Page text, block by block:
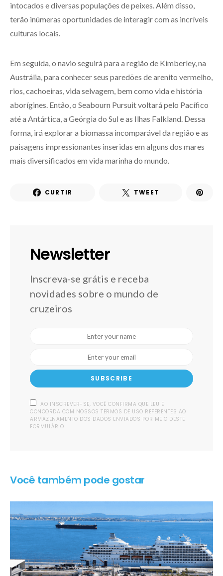
intocados e diversas populações de peixes. Além disso,
terão inúmeras oportunidades de interagir com as incríveis
culturas locais.
Em seguida, o navio seguirá para a região de Kimberley, na
Austrália, para conhecer seus paredões de arenito vermelho,
rios, cachoeiras, vida selvagem, bem como vida e história
aborígines. Então, o Seabourn Pursuit voltará pelo Pacífico
até a Antártica, a Geórgia do Sul e as Ilhas Falkland. Dessa
forma, irá explorar a biomassa incomparável da região e as
paisagens impressionantes inseridas em alguns dos mares
mais diversificados em vida marinha do mundo.
CURTIR TWEET
Newsletter
Inscreva-se grátis e receba
novidades sobre o mundo de
cruzeiros
SUBSCRIBE
AO INSCREVER-SE, VOCÊ CONFIRMA QUE LEU E
CONCORDA COM NOSSOS TERMOS DE USO REFERENTES AO
ARMAZENAMENTO DOS DADOS ENVIADOS POR MEIO DESTE
FORMULÁRIO.
Você também pode gostar